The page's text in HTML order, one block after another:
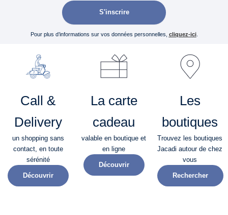
S'inscrire
Pour plus d’informations sur vos données personnelles, cliquez-ici.
Call &
Delivery
un shopping sans
contact, en toute
sérénité​
Découvrir
La carte
cadeau
valable en boutique et
en ligne
Découvrir
Les
boutiques
Trouvez les boutiques
Jacadi autour de chez
vous
Rechercher